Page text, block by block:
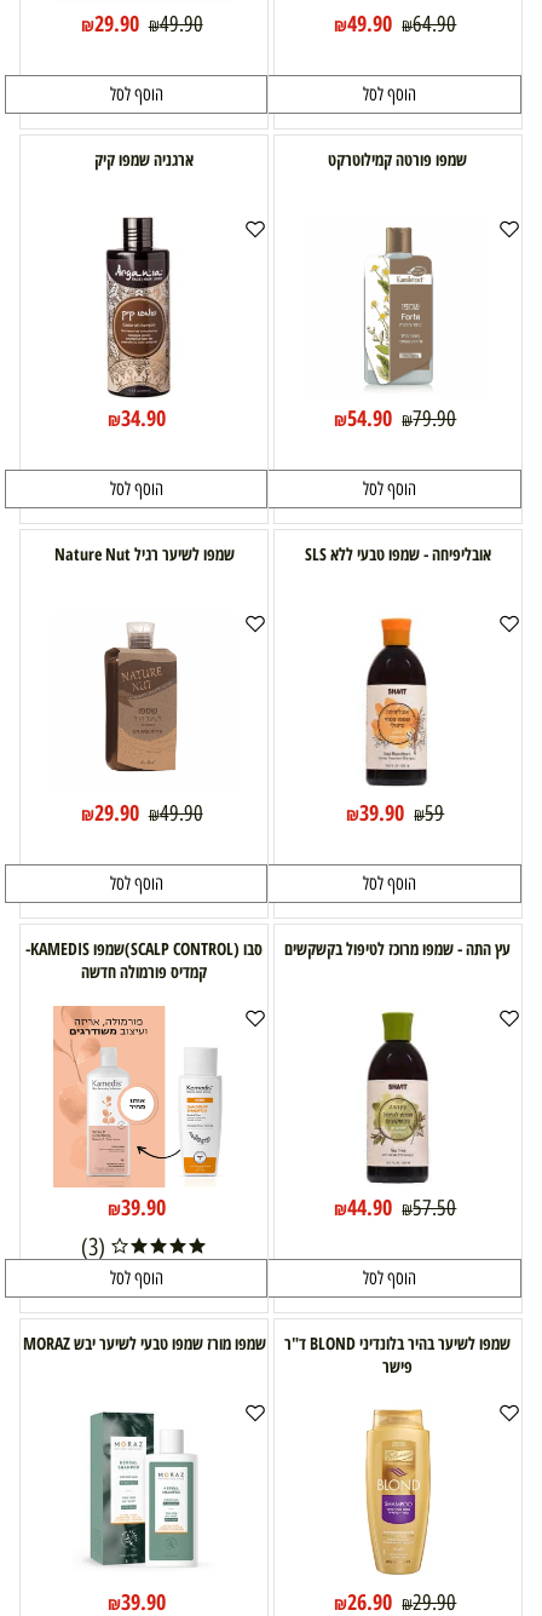
₪64.90
₪49.90
הוסף לסל
₪49.90
₪29.90
הוסף לסל
שמפו פורטה קמילוטרקט
₪79.90
₪54.90
הוסף לסל
ארגניה שמפו קיק
₪34.90
הוסף לסל
אובליפיחה - שמפו טבעי ללא SLS
₪59
₪39.90
הוסף לסל
שמפו לשיער רגיל Nature Nut
₪49.90
₪29.90
הוסף לסל
עץ התה - שמפו מרוכז לטיפול בקשקשים
₪57.50
₪44.90
הוסף לסל
סבו (SCALP CONTROL)שמפו KAMEDIS-
קמדיס פורמולה חדשה
₪39.90
(3)
הוסף לסל
שמפו לשיער בהיר בלונדיני BLOND ד"ר
פישר
₪29.90
₪26.90
שמפו מורז שמפו טבעי לשיער יבש MORAZ
₪39.90